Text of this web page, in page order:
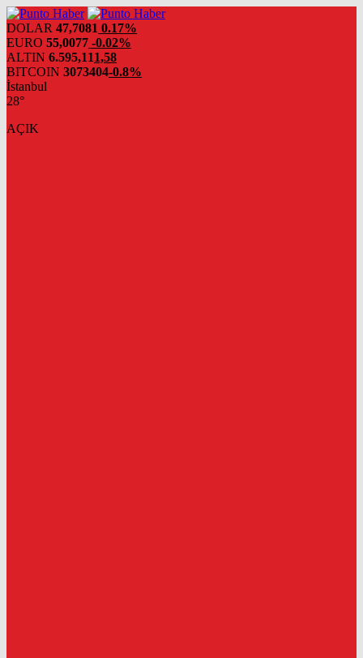
DOLAR 47,7081 0.17%
EURO 55,0077 -0.02%
ALTIN 6.595,111,58
BITCOIN 3073404-0.8%
İstanbul
28°
AÇIK